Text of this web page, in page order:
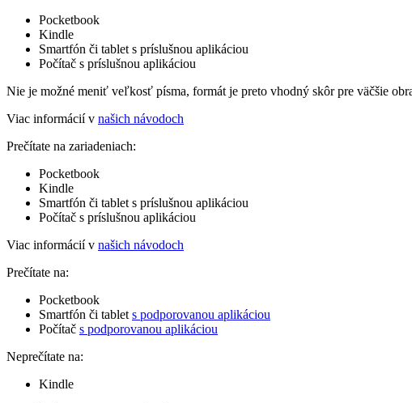
Pocketbook
Kindle
Smartfón či tablet s príslušnou aplikáciou
Počítač s príslušnou aplikáciou
Nie je možné meniť veľkosť písma, formát je preto vhodný skôr pre väčšie
Viac informácií v našich návodoch
Prečítate na zariadeniach:
Pocketbook
Kindle
Smartfón či tablet s príslušnou aplikáciou
Počítač s príslušnou aplikáciou
Viac informácií v našich návodoch
Prečítate na:
Pocketbook
Smartfón či tablet s podporovanou aplikáciou
Počítač s podporovanou aplikáciou
Neprečítate na:
Kindle